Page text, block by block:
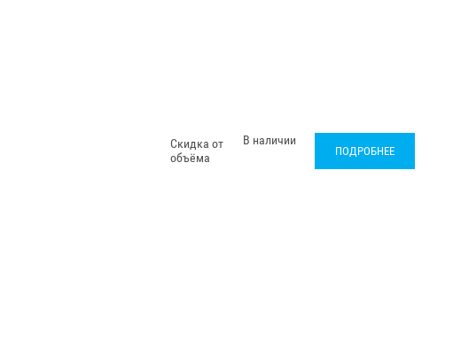
Скидка от
объёма
В наличии
ПОДРОБНЕЕ